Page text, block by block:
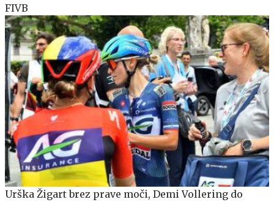
FIVB
Urška Žigart brez prave moči, Demi Vollering do